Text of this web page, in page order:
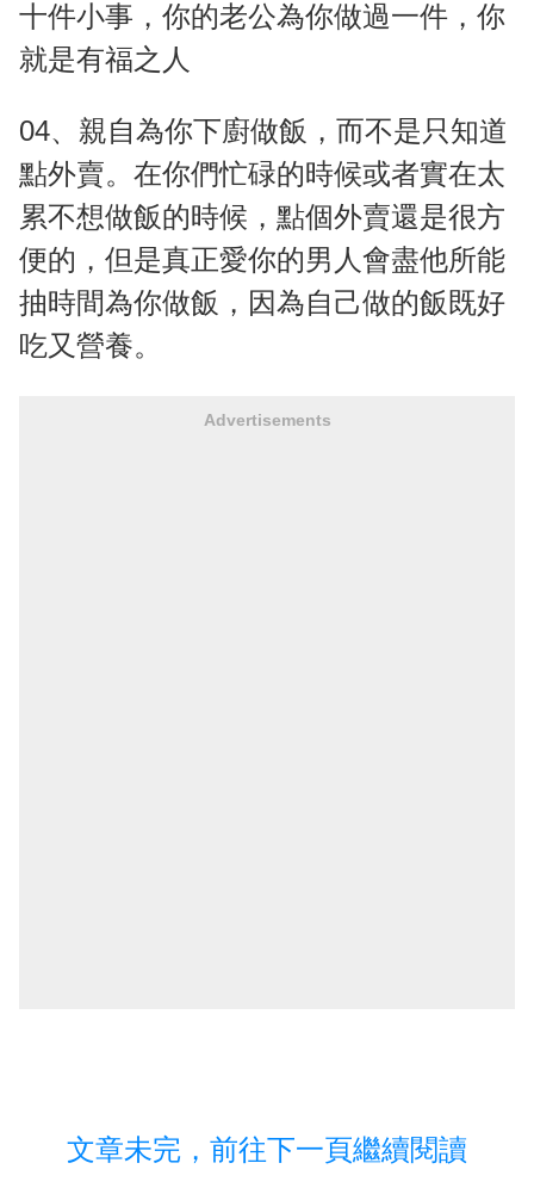
十件小事，你的老公為你做過一件，你
就是有福之人
04、親自為你下廚做飯，而不是只知道
點外賣。在你們忙碌的時候或者實在太
累不想做飯的時候，點個外賣還是很方
便的，但是真正愛你的男人會盡他所能
抽時間為你做飯，因為自己做的飯既好
吃又營養。
Advertisements
文章未完，前往下一頁繼續閱讀